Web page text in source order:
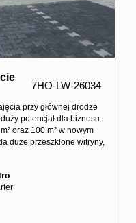
7HO-LW-26034
przy głównej drodze
potencjał dla biznesu.
oraz 100 m² w nowym
duże przeszklone witryny,